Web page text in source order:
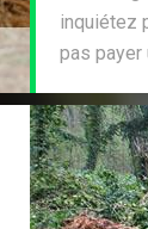
inquiétez
pas payer